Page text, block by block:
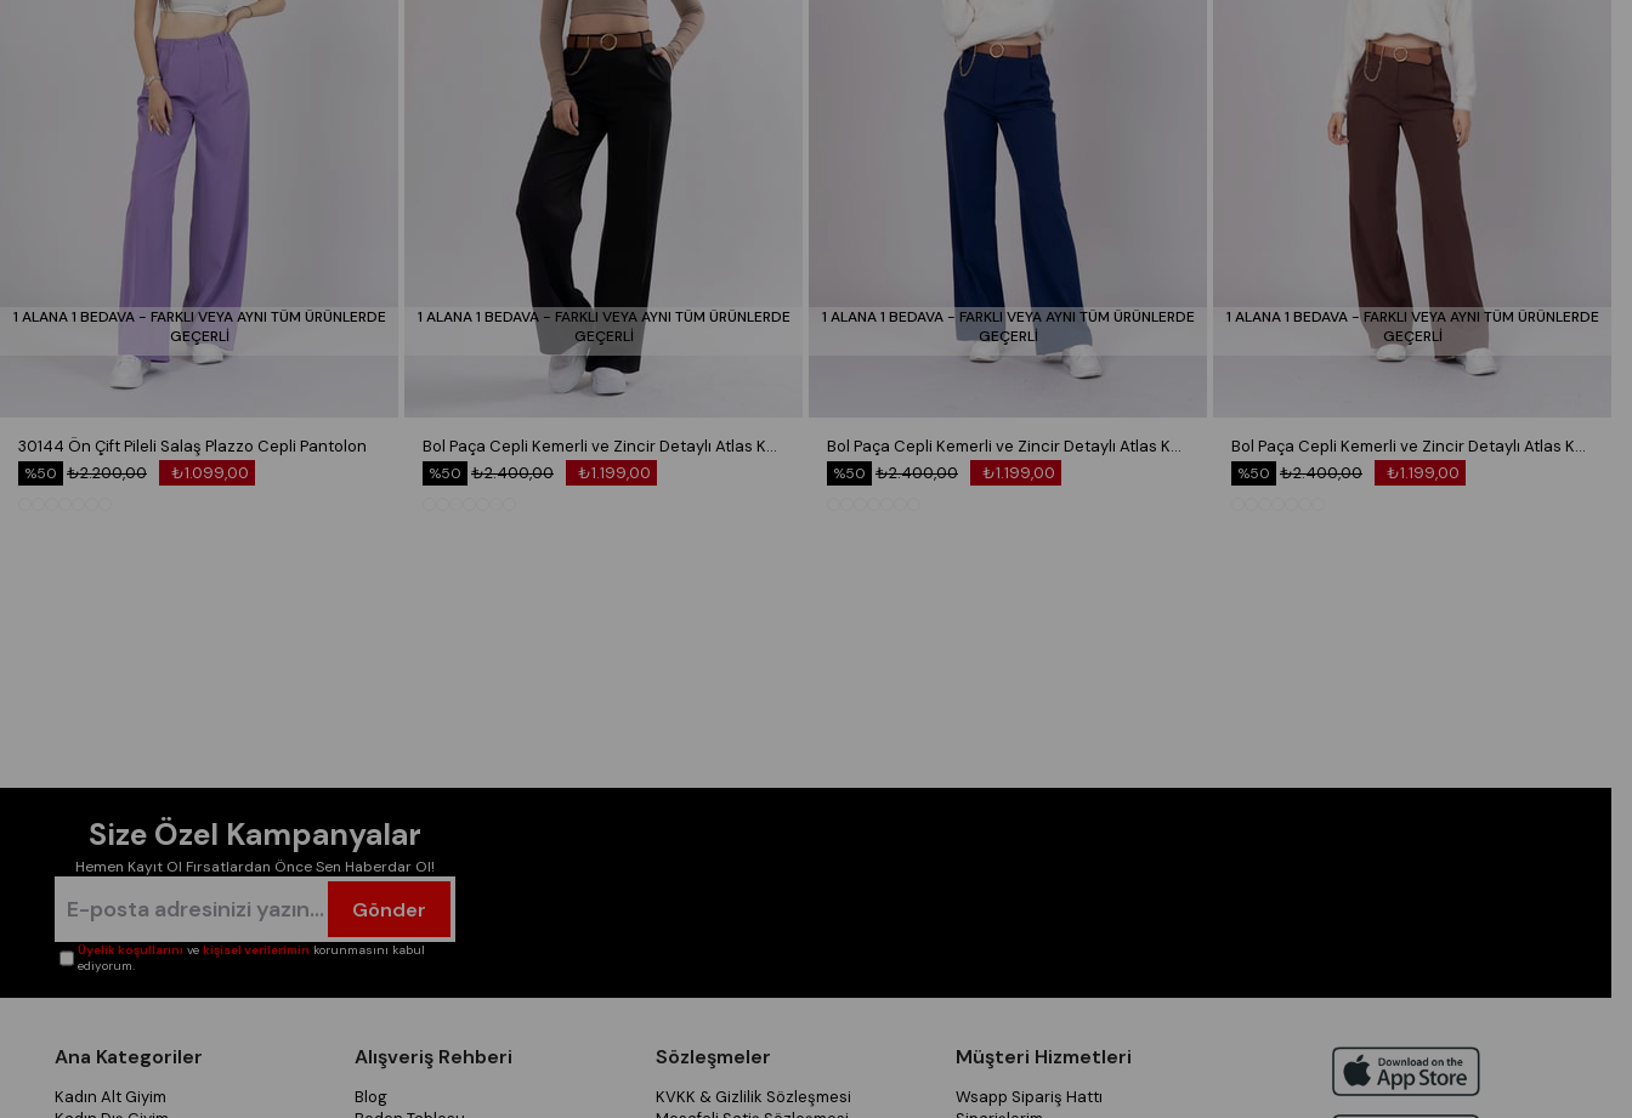
1 ALANA 1 BEDAVA - FARKLI VEYA AYNI TÜM ÜRÜNLERDE
GEÇERLİ
30144 Ön Çift Pileli Salaş Plazzo Cepli Pantolon
₺1.099,00
₺2.200,00
%50
1 ALANA 1 BEDAVA - FARKLI VEYA AYNI TÜM ÜRÜNLERDE
GEÇERLİ
Bol Paça Cepli Kemerli ve Zincir Detaylı Atlas Kumaş Pantolon 30024
₺1.199,00
₺2.400,00
%50
1 ALANA 1 BEDAVA - FARKLI VEYA AYNI TÜM ÜRÜNLERDE
GEÇERLİ
Bol Paça Cepli Kemerli ve Zincir Detaylı Atlas Kumaş Pantolon 30024
₺1.199,00
₺2.400,00
%50
1 ALANA 1 BEDAVA - FARKLI VEYA AYNI TÜM ÜRÜNLERDE
GEÇERLİ
Bol Paça Cepli Kemerli ve Zincir Detaylı Atlas Kumaş Pantolon 30024
₺1.199,00
₺2.400,00
%50
Size Özel Kampanyalar
Hemen Kayıt Ol Fırsatlardan Önce Sen Haberdar Ol!
Gönder
Üyelik koşullarını vekişisel verilerimin korunmasını kabul
ediyorum.
Ana Kategoriler
Kadın Alt Giyim
Alışveriş Rehberi
Blog
Sözleşmeler
KVKK & Gizlilik Sözleşmesi
Müşteri Hizmetleri
Wsapp Sipariş Hattı